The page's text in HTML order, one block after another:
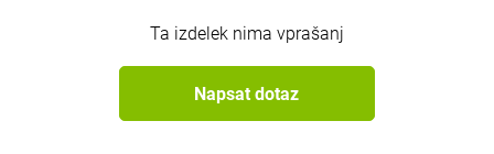
Ta izdelek nima vprašanj
Napsat dotaz